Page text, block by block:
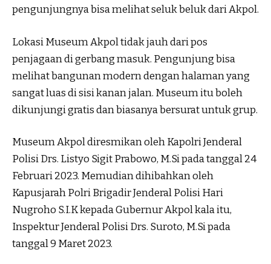
pengunjungnya bisa melihat seluk beluk dari Akpol.
Lokasi Museum Akpol tidak jauh dari pos
penjagaan di gerbang masuk. Pengunjung bisa
melihat bangunan modern dengan halaman yang
sangat luas di sisi kanan jalan. Museum itu boleh
dikunjungi gratis dan biasanya bersurat untuk grup.
Museum Akpol diresmikan oleh Kapolri Jenderal
Polisi Drs. Listyo Sigit Prabowo, M.Si pada tanggal 24
Februari 2023. Memudian dihibahkan oleh
Kapusjarah Polri Brigadir Jenderal Polisi Hari
Nugroho S.I.K kepada Gubernur Akpol kala itu,
Inspektur Jenderal Polisi Drs. Suroto, M.Si pada
tanggal 9 Maret 2023.